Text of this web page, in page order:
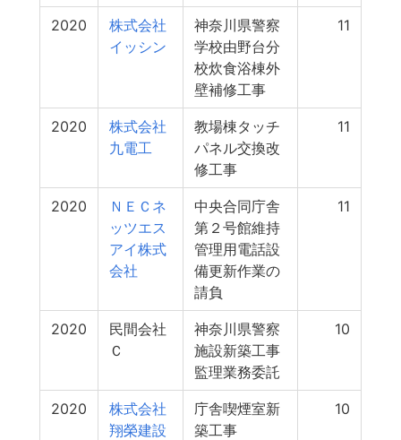
2020
株式会社
イッシン
神奈川県警察
学校由野台分
校炊食浴棟外
壁補修工事
11
2020
株式会社
九電工
教場棟タッチ
パネル交換改
修工事
11
2020
ＮＥＣネ
ッツエス
アイ株式
会社
中央合同庁舎
第２号館維持
管理用電話設
備更新作業の
請負
11
2020
民間会社
Ｃ
神奈川県警察
施設新築工事
監理業務委託
10
2020
株式会社
翔榮建設
庁舎喫煙室新
築工事
10